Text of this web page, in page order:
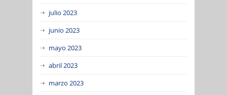
julio 2023
junio 2023
mayo 2023
abril 2023
marzo 2023